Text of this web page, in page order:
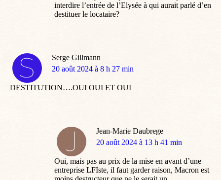
interdire l’entrée de l’Elysée à qui aurait parlé d’en
destituer le locataire?
Serge Gillmann
dit
20 août 2024 à 8 h 27 min
DESTITUTION….OUI OUI ET OUI
Jean-Marie Daubrege
dit
20 août 2024 à 13 h 41 min
Oui, mais pas au prix de la mise en avant d’une
entreprise LFIste, il faut garder raison, Macron est